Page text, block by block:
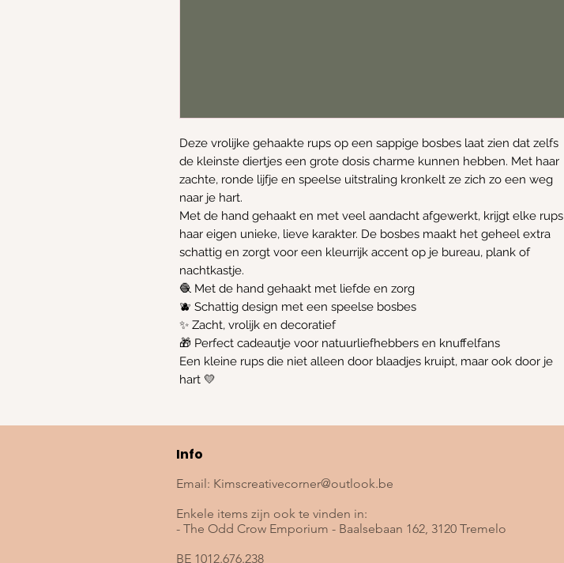
Deze vrolijke gehaakte rups op een sappige bosbes laat zien dat zelfs
de kleinste diertjes een grote dosis charme kunnen hebben. Met haar
zachte, ronde lijfje en speelse uitstraling kronkelt ze zich zo een weg
naar je hart.
Met de hand gehaakt en met veel aandacht afgewerkt, krijgt elke rups
haar eigen unieke, lieve karakter. De bosbes maakt het geheel extra
schattig en zorgt voor een kleurrijk accent op je bureau, plank of
nachtkastje.
🧶 Met de hand gehaakt met liefde en zorg
🫐 Schattig design met een speelse bosbes
✨ Zacht, vrolijk en decoratief
🎁 Perfect cadeautje voor natuurliefhebbers en knuffelfans
Een kleine rups die niet alleen door blaadjes kruipt, maar ook door je
hart 💛
Info
Email: Kimscreativecorner@outlook.be
Enkele items zijn ook te vinden in:
- The Odd Crow Emporium - Baalsebaan 162, 3120 Tremelo
BE 1012.676.238